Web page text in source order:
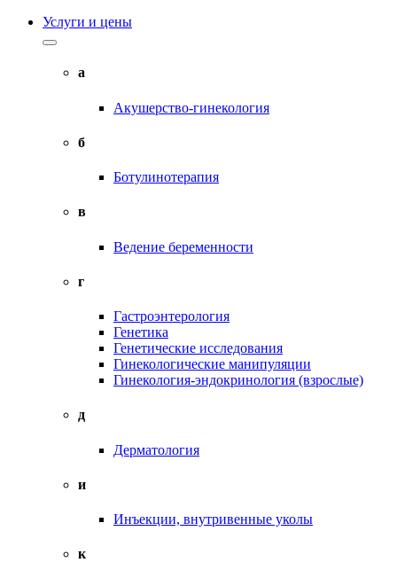
Услуги и цены
а
Акушерство-гинекология
б
Ботулинотерапия
в
Ведение беременности
г
Гастроэнтерология
Генетика
Генетические исследования
Гинекологические манипуляции
Гинекология-эндокринология (взрослые)
д
Дерматология
и
Инъекции, внутривенные уколы
к